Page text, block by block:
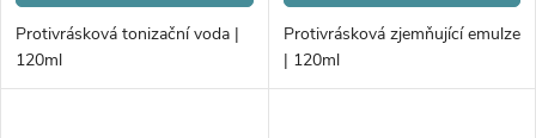
d
u
o
d
Protivrásková tonizační voda |
120ml
Protivrásková zjemňující emulze
| 120ml